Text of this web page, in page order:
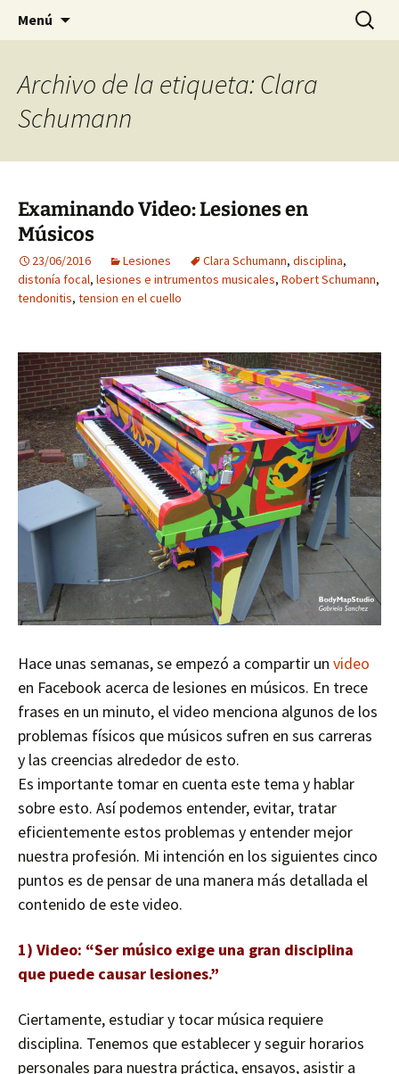
Body Map Studio
Preventing injuries in musicians.
Menú Buscar:
Archivo de la etiqueta: Clara
Schumann
Examinando Video: Lesiones en
Músicos
23/06/2016 Lesiones Clara Schumann, disciplina,
distonía focal, lesiones e intrumentos musicales, Robert Schumann,
tendonitis, tension en el cuello
Hace unas semanas, se empezó a compartir un video
en Facebook acerca de lesiones en músicos. En trece
frases en un minuto, el video menciona algunos de los
problemas físicos que músicos sufren en sus carreras
y las creencias alrededor de esto.
Es importante tomar en cuenta este tema y hablar
sobre esto. Así podemos entender, evitar, tratar
eficientemente estos problemas y entender mejor
nuestra profesión. Mi intención en los siguientes cinco
puntos es de pensar de una manera más detallada el
contenido de este video.
1) Video: “Ser músico exige una gran disciplina
que puede causar lesiones.”
Ciertamente, estudiar y tocar música requiere
disciplina. Tenemos que establecer y seguir horarios
personales para nuestra práctica, ensayos, asistir a